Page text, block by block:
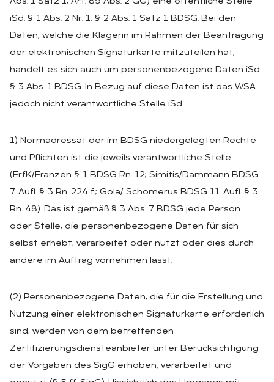
iSd. § 1 Abs. 2 Nr. 1, § 2 Abs. 1 Satz 1 BDSG. Bei den
Daten, welche die Klägerin im Rahmen der Beantragung
der elektronischen Signaturkarte mitzuteilen hat,
handelt es sich auch um personenbezogene Daten iSd.
§ 3 Abs. 1 BDSG. In Bezug auf diese Daten ist das WSA
jedoch nicht verantwortliche Stelle iSd.
1) Normadressat der im BDSG niedergelegten Rechte
und Pflichten ist die jeweils verantwortliche Stelle
(ErfK/Franzen § 1 BDSG Rn. 12; Simitis/Dammann BDSG
7. Aufl. § 3 Rn. 224 f.; Gola/ Schomerus BDSG 11. Aufl. § 3
Rn. 48). Das ist gemäß § 3 Abs. 7 BDSG jede Person
oder Stelle, die personenbezogene Daten für sich
selbst erhebt, verarbeitet oder nutzt oder dies durch
andere im Auftrag vornehmen lässt.
(2) Personenbezogene Daten, die für die Erstellung und
Nutzung einer elektronischen Signaturkarte erforderlich
sind, werden von dem betreffenden
Zertifizierungsdiensteanbieter unter Berücksichtigung
der Vorgaben des SigG erhoben, verarbeitet und